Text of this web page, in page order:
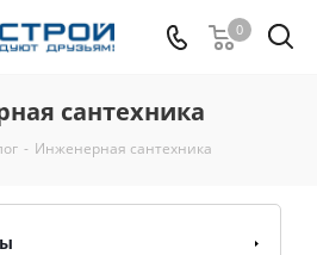
0
сантехника
- Инженерная сантехника